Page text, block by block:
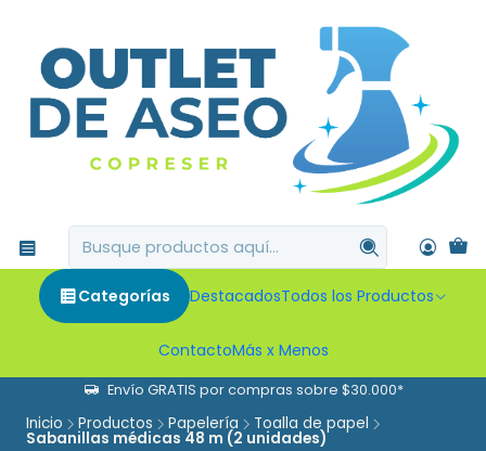
Categorías DestacadosTodos los Productos
ContactoMás x Menos
Envío GRATIS por compras sobre $30.000*
Inicio Productos Papelería Toalla de papel
Sabanillas médicas 48 m (2 unidades)